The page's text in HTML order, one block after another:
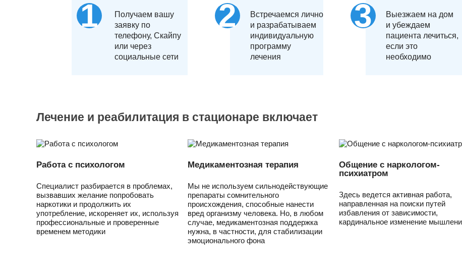
Получаем вашу
заявку по
телефону, Скайпу
или через
социальные сети
Встречаемся лично
и разрабатываем
индивидуальную
программу
лечения
Выезжаем на дом
и убеждаем
пациента лечиться,
если это
необходимо
Лечение и реабилитация в стационаре включает
Работа с психологом
Специалист разбирается в проблемах,
вызвавших желание попробовать
наркотики и продолжить их
употребление, искореняет их, используя
профессиональные и проверенные
временем методики
Медикаментозная терапия
Мы не используем сильнодействующие
препараты сомнительного
происхождения, способные нанести
вред организму человека. Но, в любом
случае, медикаментозная поддержка
нужна, в частности, для стабилизации
эмоционального фона
Общение с наркологом-
психиатром
Здесь ведется активная работа,
направленная на поиски путей
избавления от зависимости,
кардинальное изменение